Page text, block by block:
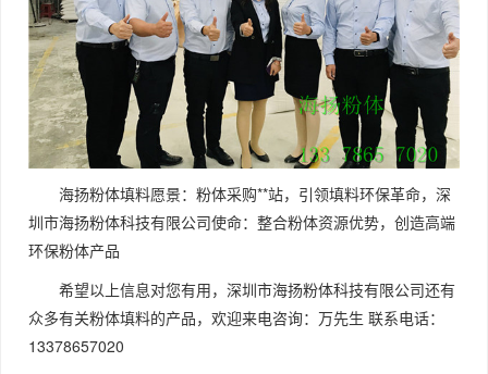
海扬粉体填料愿景：粉体采购**站，引领填料环保革命，深
圳市海扬粉体科技有限公司使命：整合粉体资源优势，创造高端
环保粉体产品
希望以上信息对您有用，深圳市海扬粉体科技有限公司还有
众多有关粉体填料的产品，欢迎来电咨询：万先生 联系电话：
13378657020